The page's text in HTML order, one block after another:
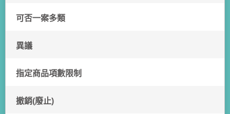
可否一案多類
異議
指定商品項數限制
撤銷(廢止)